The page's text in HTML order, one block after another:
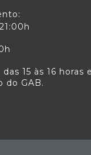
15 às 16 horas e
do GAB.